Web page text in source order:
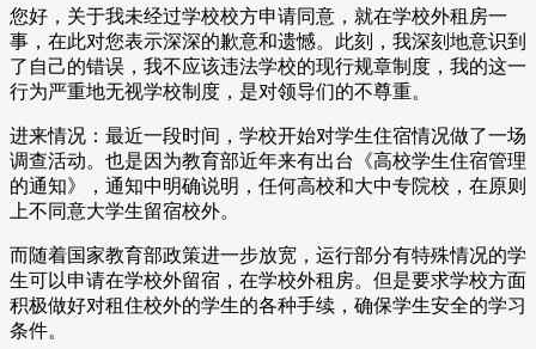
您好，关于我未经过学校校方申请同意，就在学校外租房一
事，在此对您表示深深的歉意和遗憾。此刻，我深刻地意识到
了自己的错误，我不应该违法学校的现行规章制度，我的这一
行为严重地无视学校制度，是对领导们的不尊重。
进来情况：最近一段时间，学校开始对学生住宿情况做了一场
调查活动。也是因为教育部近年来有出台《高校学生住宿管理
的通知》，通知中明确说明，任何高校和大中专院校，在原则
上不同意大学生留宿校外。
而随着国家教育部政策进一步放宽，运行部分有特殊情况的学
生可以申请在学校外留宿，在学校外租房。但是要求学校方面
积极做好对租住校外的学生的各种手续，确保学生安全的学习
条件。